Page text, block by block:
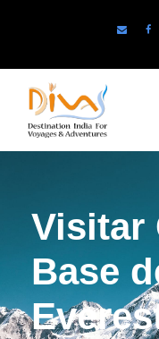
Visitar
Base